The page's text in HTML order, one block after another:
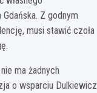
Z godnym
musi stawić czoła
ma żadnych
o wsparciu Dulkiewicz